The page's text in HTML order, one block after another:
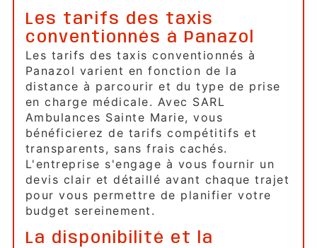
Les tarifs des taxis
conventionnés à Panazol
Les tarifs des taxis conventionnés à
Panazol varient en fonction de la
distance à parcourir et du type de prise
en charge médicale. Avec SARL
Ambulances Sainte Marie, vous
bénéficierez de tarifs compétitifs et
transparents, sans frais cachés.
L'entreprise s'engage à vous fournir un
devis clair et détaillé avant chaque trajet
pour vous permettre de planifier votre
budget sereinement.
La disponibilité et la